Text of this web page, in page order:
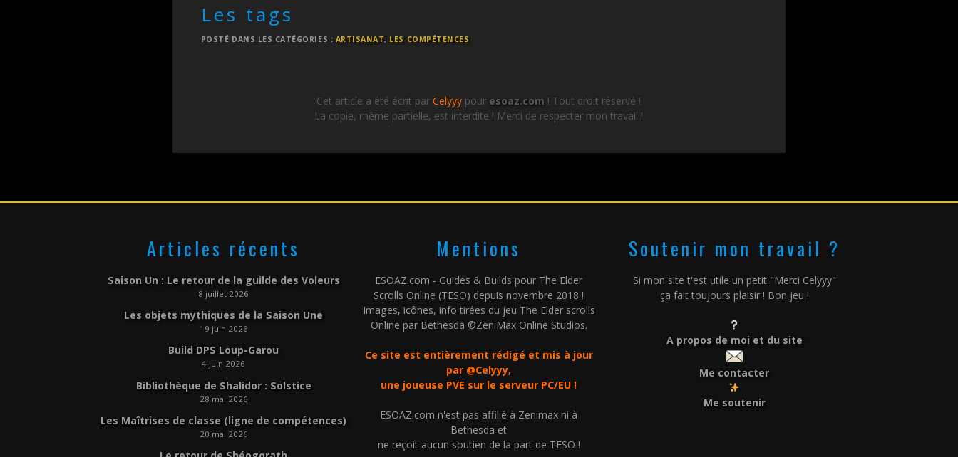
Les tags
POSTÉ DANS LES CATÉGORIES : ARTISANAT, LES COMPÉTENCES
Cet article a été écrit parCelyyy pour esoaz.com ! Tout droit réservé !
La copie, même partielle, est interdite ! Merci de respecter mon travail !
Articles récents
Saison Un : Le retour de la guilde des Voleurs
8 juillet 2026
Les objets mythiques de la Saison Une
19 juin 2026
Build DPS Loup-Garou
4 juin 2026
Bibliothèque de Shalidor : Solstice
28 mai 2026
Les Maîtrises de classe (ligne de compétences)
20 mai 2026
Mentions
ESOAZ.com - Guides & Builds pour The Elder
Scrolls Online (TESO) depuis novembre 2018 !
Images, icônes, info tirées du jeu The Elder scrolls
Online par Bethesda ©ZeniMax Online Studios.
Ce site est entièrement rédigé et mis à jour
par @Celyyy,
une joueuse PVE sur le serveur PC/EU !
ESOAZ.com n'est pas affilié à Zenimax ni à
Bethesda et
ne reçoit aucun soutien de la part de TESO !
Soutenir mon travail ?
Si mon site t'est utile un petit "Merci Celyyy"
ça fait toujours plaisir ! Bon jeu !
A propos de moi et du site
Me contacter
Me soutenir